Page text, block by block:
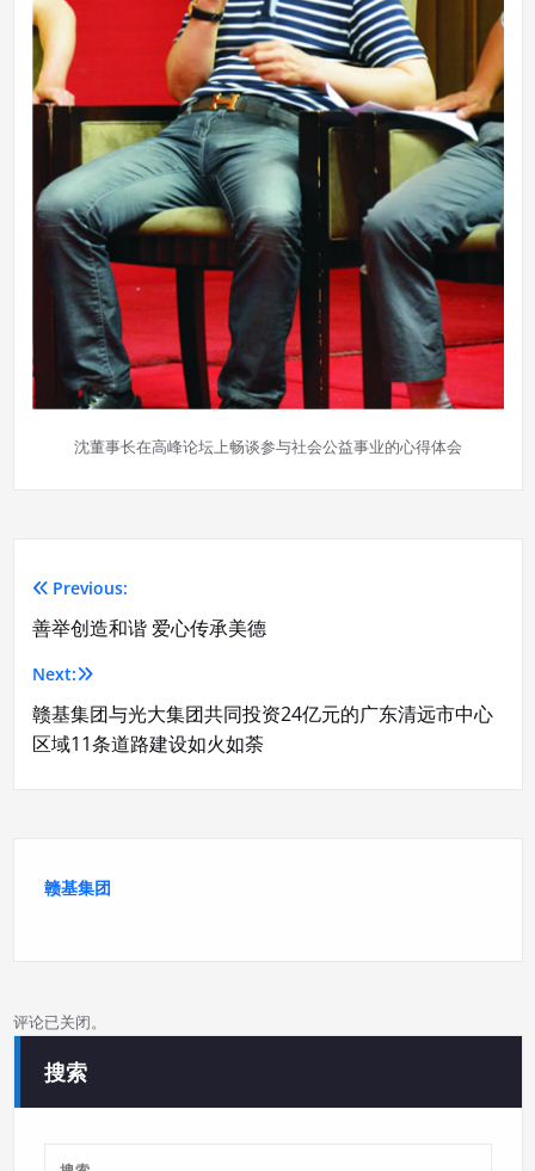
沈董事长在高峰论坛上畅谈参与社会公益事业的心得体会
文
章
导
航
Previous:
善举创造和谐 爱心传承美德
Next:
赣基集团与光大集团共同投资24亿元的广东清远市中心
区域11条道路建设如火如荼
赣基集团
评论已关闭。
搜索